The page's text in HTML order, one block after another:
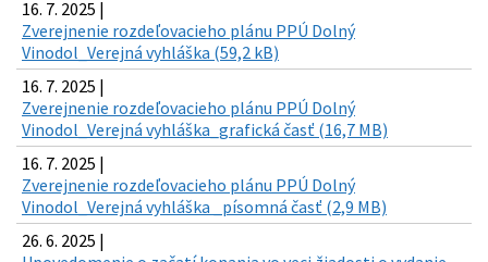
16. 7. 2025 |
Zverejnenie rozdeľovacieho plánu PPÚ Dolný
Vinodol_Verejná vyhláška (59,2 kB)
16. 7. 2025 |
Zverejnenie rozdeľovacieho plánu PPÚ Dolný
Vinodol_Verejná vyhláška_grafická časť (16,7 MB)
16. 7. 2025 |
Zverejnenie rozdeľovacieho plánu PPÚ Dolný
Vinodol_Verejná vyhláška _písomná časť (2,9 MB)
26. 6. 2025 |